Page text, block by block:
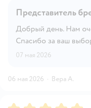
Представитель
Добрый день. Нам
Спасибо за ваш
07 мая 2026
06 мая 2026 · Вера А.